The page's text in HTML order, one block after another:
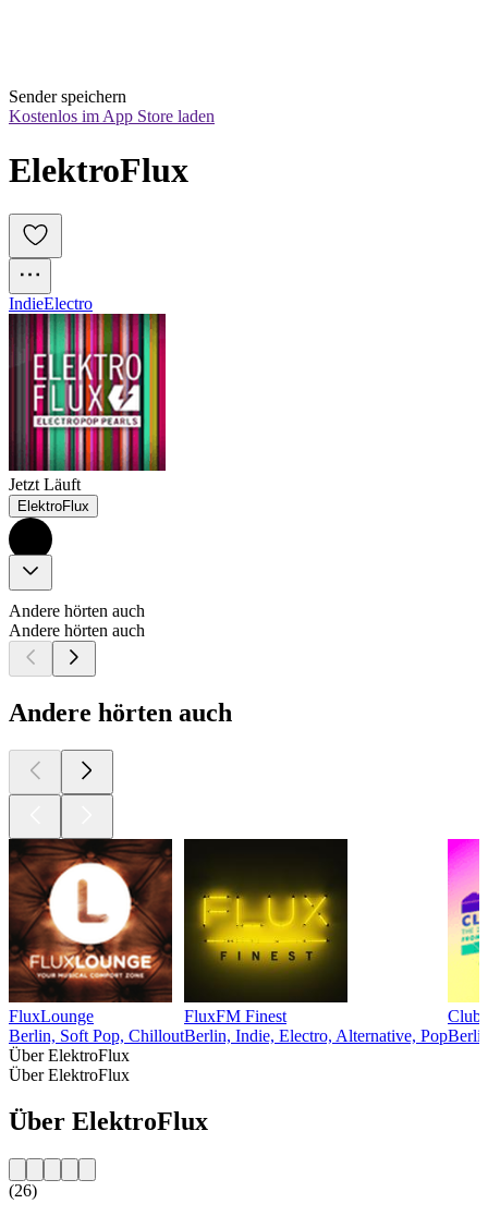
Sender speichern
Kostenlos im App Store laden
ElektroFlux
IndieElectro
Jetzt Läuft
ElektroFlux
Andere hörten auch
Andere hörten auch
Andere hörten auch
FluxLounge
Berlin, Soft Pop, Chillout
FluxFM Finest
Berlin, Indie, Electro, Alternative, Pop
Über ElektroFlux
Über ElektroFlux
Über ElektroFlux
(26)